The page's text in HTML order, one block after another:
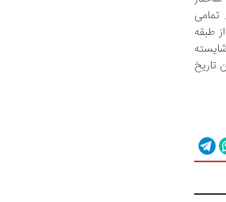
تمامی
طبقه
تاریخ